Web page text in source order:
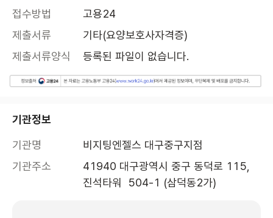
접수방법
고용24
제출서류
기타(요양보호사자격증)
제출서류양식
등록된 파일이 없습니다.
기관정보
기관명
비지팅엔젤스 대구중구지점
기관주소
41940 대구광역시 중구 동덕로 115,
진석타워  504-1 (삼덕동2가)